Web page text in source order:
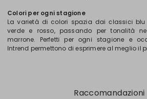
Colori per ogni stagione
La varietà di colori spazia dai classici
verde e rosso, passando per tonalità
marrone. Perfetti per ogni stagione e
Intrend permettono di esprimere al meglio il
Raccomandazioni